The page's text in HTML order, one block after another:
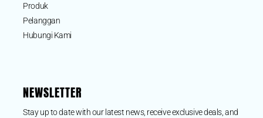
Produk
Pelanggan
Hubungi Kami
NEWSLETTER
Stay up to date with our latest news, receive exclusive deals, and